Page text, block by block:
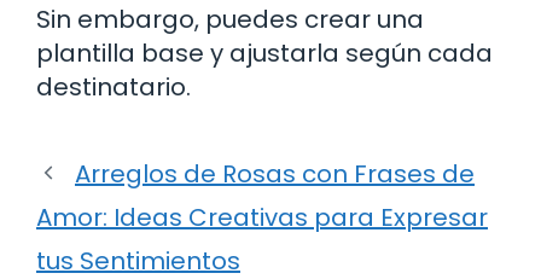
Sin embargo, puedes crear una
plantilla base y ajustarla según cada
destinatario.
Arreglos de Rosas con Frases de
Amor: Ideas Creativas para Expresar
tus Sentimientos